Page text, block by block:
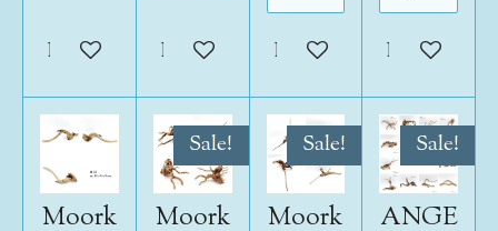
In den WarenkorbIn den WarenkorbIn den Warenkorb
In den
Moork
Sale!
Moork
Sale!
Moork
Sale!
ANGE